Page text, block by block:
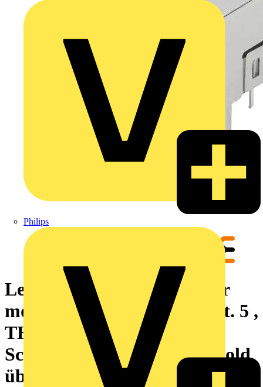
Philips
Leiterplattensteckverbinder
modulare RJ45-Buchse, Cat. 5 ,
THT/THR-Lötanschluss,
Schirmung: Ja, LED: Ja, Gold
über Nickel, Tape